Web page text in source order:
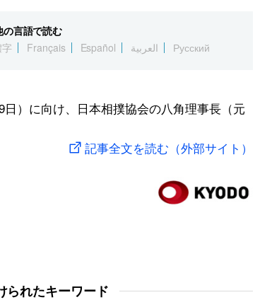
の言語で読む
Français Español العربية Русский
）に向け、日本相撲協会の八角理事長（元
記事全文を読む（外部サイト）
られたキーワード